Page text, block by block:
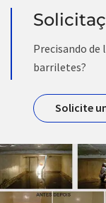
Precisando
barriletes?
Solicite